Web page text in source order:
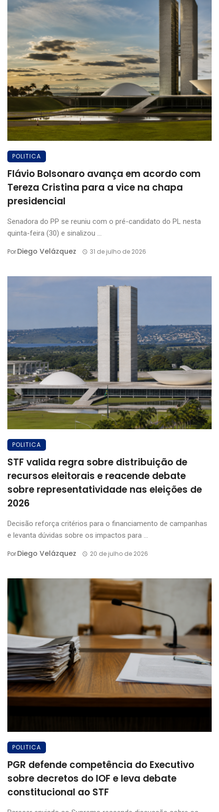
POLITICA
Flávio Bolsonaro avança em acordo com
Tereza Cristina para a vice na chapa
presidencial
Senadora do PP se reuniu com o pré-candidato do PL nesta
quinta-feira (30) e sinalizou ...
PorDiego Velázquez 31 de julho de 2026
POLITICA
STF valida regra sobre distribuição de
recursos eleitorais e reacende debate
sobre representatividade nas eleições de
2026
Decisão reforça critérios para o financiamento de campanhas
e levanta dúvidas sobre os impactos para ...
PorDiego Velázquez 20 de julho de 2026
POLITICA
PGR defende competência do Executivo
sobre decretos do IOF e leva debate
constitucional ao STF